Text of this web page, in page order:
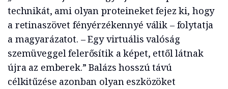
technikát, ami olyan proteineket fejez ki, hogy
a retinaszövet fényérzékennyé válik – folytatja
a magyarázatot. – Egy virtuális valóság
szemüveggel felerősítik a képet, ettől látnak
újra az emberek.” Balázs hosszú távú
célkitűzése azonban olyan eszközöket